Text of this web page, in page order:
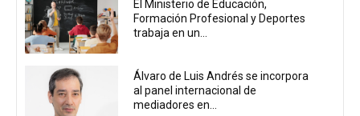
El Ministerio de Educación,
Formación Profesional y Deportes
trabaja en un...
Álvaro de Luis Andrés se incorpora
al panel internacional de
mediadores en...